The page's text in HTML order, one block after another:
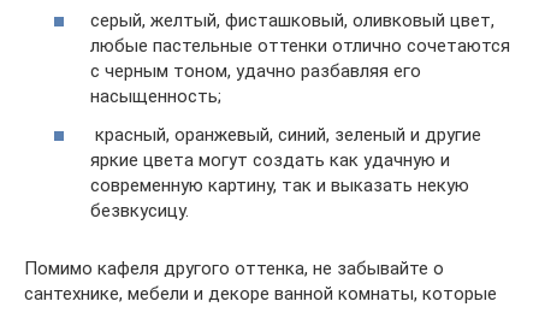
серый, желтый, фисташковый, оливковый цвет,
любые пастельные оттенки отлично сочетаются
с черным тоном, удачно разбавляя его
насыщенность;
красный, оранжевый, синий, зеленый и другие
яркие цвета могут создать как удачную и
современную картину, так и выказать некую
безвкусицу.
Помимо кафеля другого оттенка, не забывайте о
сантехнике, мебели и декоре ванной комнаты, которые